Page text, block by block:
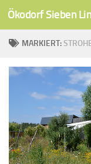
Unter dem Inhalt
Ökodorf Sieben
MARKIERT: